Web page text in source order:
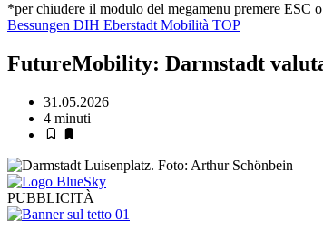
*per chiudere il modulo del megamenu premere ESC
Bessungen DIH Eberstadt Mobilità TOP
FutureMobility: Darmstadt
31.05.2026
4 minuti
PUBBLICITÀ